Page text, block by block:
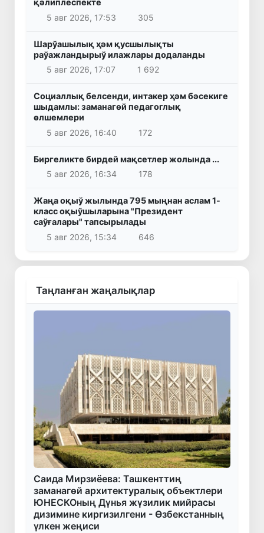
қәлиплеспекте
5 авг 2026, 17:53
305
Шарўашылық ҳәм қусшылықты
раўажландырыў илажлары додаланды
5 авг 2026, 17:07
1 692
Социаллық белсенди, интакер ҳәм бәсекиге
шыдамлы: заманагөй педагоглық
өлшемлери
5 авг 2026, 16:40
172
Биргеликте бирдей мақсетлер жолында ...
5 авг 2026, 16:34
178
Жаңа оқыў жылында 795 мыңнан аслам 1-
класс оқыўшыларына "Президент
саўғалары" тапсырылады
5 авг 2026, 15:34
646
Таңланған жаңалықлар
Саида Мирзиёева: Ташкенттиң
заманагөй архитектуралық объектлери
ЮНЕСКОның Дүнья жүзилик мийрасы
дизимине киргизилгени - Өзбекстанның
үлкен жеңиси